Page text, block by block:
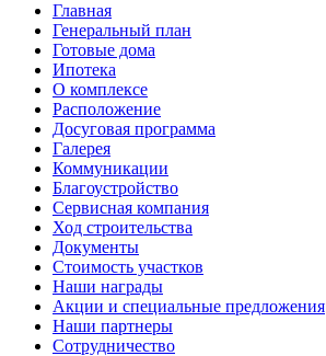
Главная
Генеральный план
Готовые дома
Ипотека
О комплексе
Расположение
Досуговая программа
Галерея
Коммуникации
Благоустройство
Сервисная компания
Ход строительства
Документы
Стоимость участков
Наши награды
Акции и специальные предложения
Наши партнеры
Сотрудничество